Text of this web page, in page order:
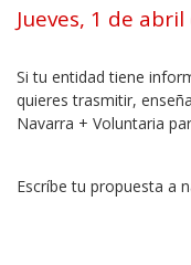
Jueves, 1 de abril
Si tu entidad tiene
quieres trasmitir,
Navarra + Voluntaria
Escríbe tu propuesta a